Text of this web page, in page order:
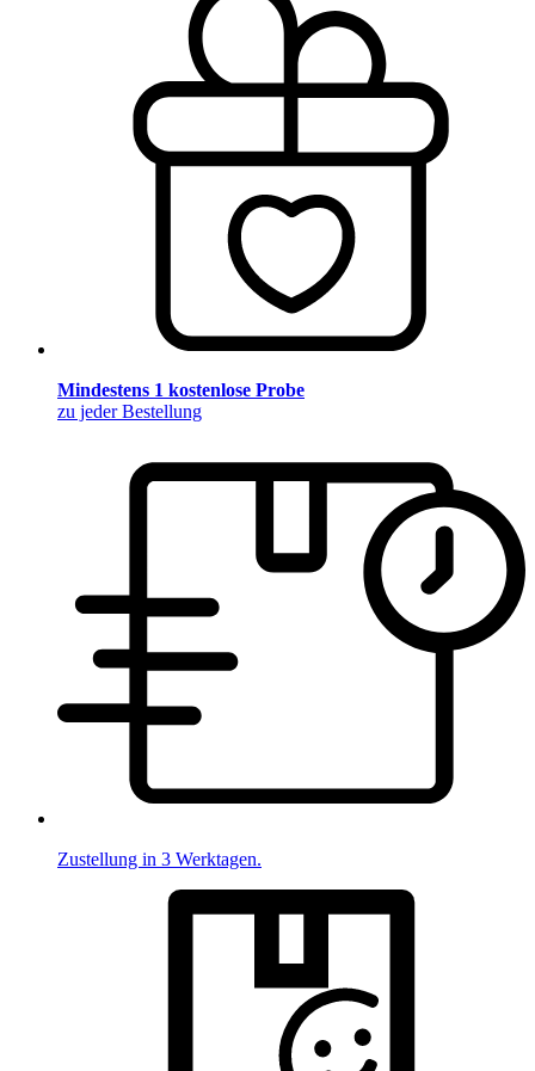
Mindestens 1 kostenlose Probe
zu jeder Bestellung
Zustellung in 3 Werktagen.